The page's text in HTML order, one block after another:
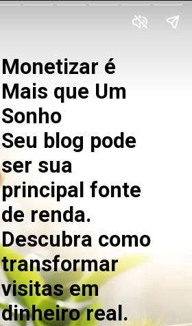
Monetizar é
Mais que Um
Sonho
Seu blog pode
ser sua
principal fonte
de renda.
Descubra como
transformar
visitas em
dinheiro real.